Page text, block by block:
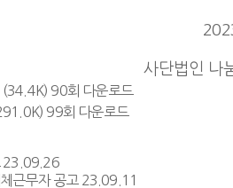
사단법인 나
(34.4K) 90회 다운로드
99회 다운로드
23.09.26
근무자 공고 23.09.11